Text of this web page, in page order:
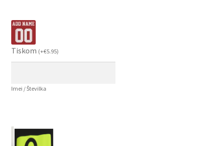
Tiskom (+€5.95)
Imei / Številka